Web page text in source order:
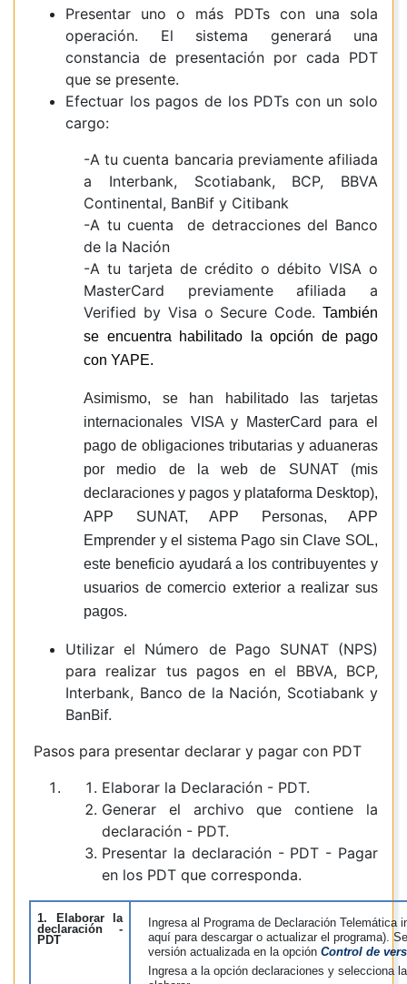
Presentar uno o más PDTs con una sola
operación. El sistema generará una
constancia de presentación por cada PDT
que se presente.
Efectuar los pagos de los PDTs con un solo
cargo:
-A tu cuenta bancaria previamente afiliada
a Interbank, Scotiabank, BCP, BBVA
Continental, BanBif y Citibank
-A tu cuenta de detracciones del Banco
de la Nación
-A tu tarjeta de crédito o débito VISA o
MasterCard previamente afiliada a
Verified by Visa o Secure Code. También
se encuentra habilitado la opción de pago
con YAPE.
Asimismo, se han habilitado las tarjetas
internacionales VISA y MasterCard para el
pago de obligaciones tributarias y aduaneras
por medio de la web de SUNAT (mis
declaraciones y pagos y plataforma Desktop),
APP SUNAT, APP Personas, APP
Emprender y el sistema Pago sin Clave SOL,
este beneficio ayudará a los contribuyentes y
usuarios de comercio exterior a realizar sus
pagos.
Utilizar el Número de Pago SUNAT (NPS)
para realizar tus pagos en el BBVA, BCP,
Interbank, Banco de la Nación, Scotiabank y
BanBif.
Pasos para presentar declarar y pagar con PDT
Elaborar la Declaración - PDT.
Generar el archivo que contiene la
declaración - PDT.
Presentar la declaración - PDT - Pagar
en los PDT que corresponda.
1. Elaborar la
declaración -
PDT
Ingresa al Programa de Declaración Telemática
aquí para descargar o actualizar el programa).
versión actualizada en la opciónControl de
Ingresa a la opción declaraciones y selecciona